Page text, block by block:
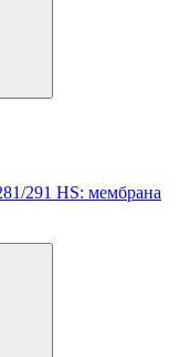
291 HS: мембрана